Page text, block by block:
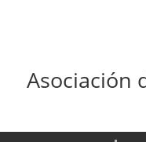
Asociación